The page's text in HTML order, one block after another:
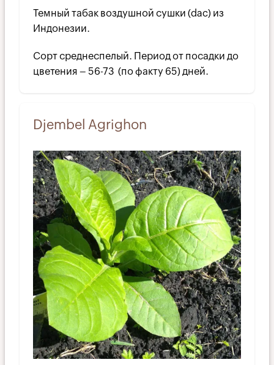
Темный табак воздушной сушки (dac) из
Индонезии.
Сорт среднеспелый. Период от посадки до
цветения – 56-73 (по факту 65) дней.
Djembel Agrighon